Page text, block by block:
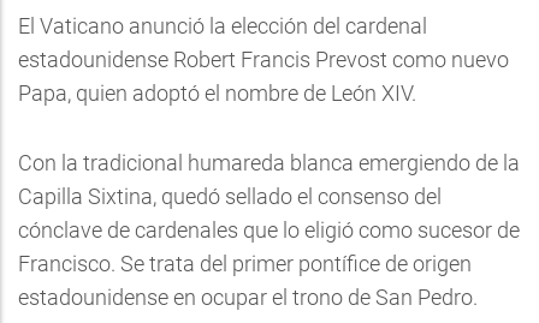
El Vaticano anunció la elección del cardenal
estadounidense Robert Francis Prevost como nuevo
Papa, quien adoptó el nombre de León XIV.
Con la tradicional humareda blanca emergiendo de la
Capilla Sixtina, quedó sellado el consenso del
cónclave de cardenales que lo eligió como sucesor de
Francisco. Se trata del primer pontífice de origen
estadounidense en ocupar el trono de San Pedro.